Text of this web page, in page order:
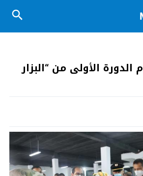
الدورة الأولى من “البزار